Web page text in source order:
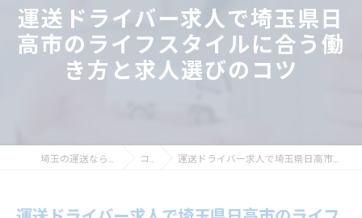
運送ドライバー求人で埼玉県日
高市のライフスタイルに合う働
き方と求人選びのコツ
コラム 運送ドライバー求人で埼玉県日高市のライフスタイルに合う働き方と求人選びのコツ